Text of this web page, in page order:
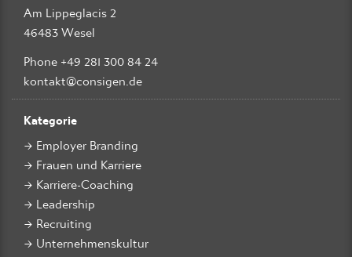
Am Lippeglacis 2
46483 Wesel
Phone +49 281 300 84 24
kontakt@consigen.de
Kategorie
Employer Branding
Frauen und Karriere
Karriere-Coaching
Leadership
Recruiting
Unternehmenskultur